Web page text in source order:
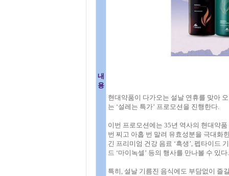
내
용
현대약품이 다가오는 설날 연휴를 맞아
는 ‘설레는 특가’ 프로모션을 진행한다.
이번 프로모션에는 35년 역사의 현대약
번 찌고 아홉 번 말려 유효성분을 극대화
긴 프리미엄 건강 음료 ‘흑생’, 펩타이드
드 ‘마이녹셀’ 등의 행사를 만나볼 수 있다.
특히, 설날 기름진 음식에도 부담없이 즐